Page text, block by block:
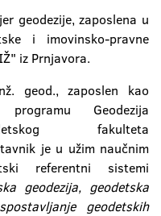
geodezije, zaposlena u
i imovinsko-pravne
iz Prnjavora.
geod., zaposlen kao
Geodezija
fakulteta
je u užim naučnim
referentni sistemi
geodezija, geodetska
geodetskih